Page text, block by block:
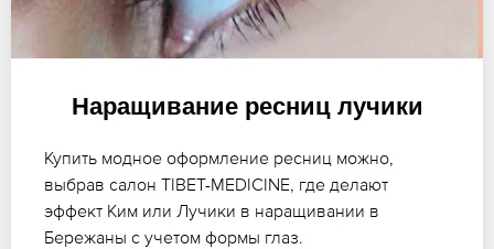
Наращивание ресниц лучики
Купить модное оформление ресниц можно,
выбрав салон TIBET-MEDICINE, где делают
эффект Ким или Лучики в наращивании в
Бережаны с учетом формы глаз.